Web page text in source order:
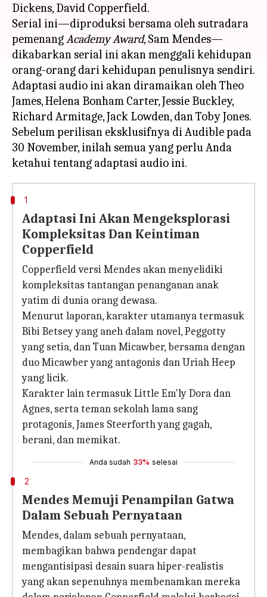
Dickens, David Copperfield.
Serial ini—diproduksi bersama oleh sutradara
pemenangAcademy Award, Sam Mendes—
dikabarkan serial ini akan menggali kehidupan
orang-orang dari kehidupan penulisnya sendiri.
Adaptasi audio ini akan diramaikan oleh Theo
James, Helena Bonham Carter, Jessie Buckley,
Richard Armitage, Jack Lowden, dan Toby Jones.
Sebelum perilisan eksklusifnya di Audible pada
30 November, inilah semua yang perlu Anda
1
Adaptasi Ini Akan Mengeksplorasi
Kompleksitas Dan Keintiman
Copperfield
Copperfield versi Mendes akan menyelidiki
kompleksitas tantangan penanganan anak
yatim di dunia orang dewasa.
Menurut laporan, karakter utamanya termasuk
Bibi Betsey yang aneh dalam novel, Peggotty
yang setia, dan Tuan Micawber, bersama dengan
duo Micawber yang antagonis dan Uriah Heep
yang licik.
Karakter lain termasuk Little Em'ly Dora dan
Agnes, serta teman sekolah lama sang
protagonis, James Steerforth yang gagah,
berani, dan memikat.
Anda sudah 33% selesai
2
Mendes Memuji Penampilan Gatwa
Dalam Sebuah Pernyataan
Mendes, dalam sebuah pernyataan,
membagikan bahwa pendengar dapat
mengantisipasi desain suara hiper-realistis
yang akan sepenuhnya membenamkan mereka